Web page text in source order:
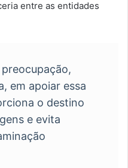
entre as entidades
em apoiar essa
o destino
e evita